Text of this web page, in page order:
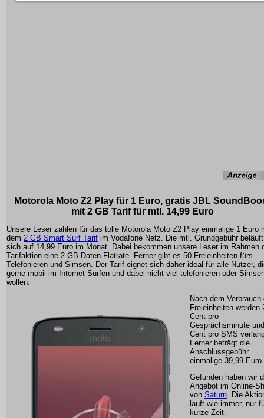
Motorola Moto Z2 Play für 1 Euro, gratis JBL
mit 2 GB Tarif für mtl. 14,99 Euro
Unsere Leser zahlen für das tolle Motorola Moto Z2 Play einmalige 1 Euro
dem 2 GB Smart Surf Tarif im Vodafone Netz. Die mtl. Grundgebühr beläuft
sich auf 14,99 Euro im Monat. Dabei bekommen unsere Leser im Rahmen
Tarifaktion eine 2 GB Daten-Flatrate. Ferner gibt es 50 Freieinheiten fürs
Telefonieren und Simsen. Der Tarif eignet sich daher ideal für alle Nutzer,
gerne mobil im Internet Surfen und dabei nicht viel telefonieren oder
wollen.
Nach dem Verbrauch
Freieinheiten werden
Cent pro
Gesprächsminute
Cent pro SMS
Ferner beträgt die
Anschlussgebühr
einmalige 39,99 Euro
Gefunden haben wir
Angebot im Online-
von Saturn. Die
läuft wie immer, nur
kurze Zeit.